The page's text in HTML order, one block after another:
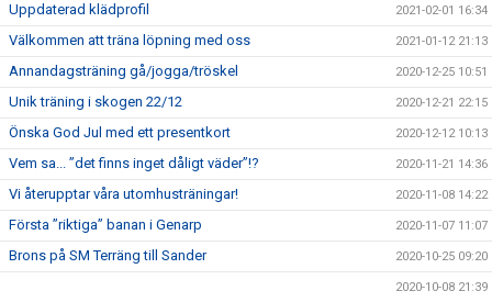
Uppdaterad klädprofil 2021-02-01 16:34
Välkommen att träna löpning med oss 2021-01-12 21:13
Annandagsträning gå/jogga/tröskel 2020-12-25 10:51
Unik träning i skogen 22/12 2020-12-21 22:15
Önska God Jul med ett presentkort 2020-12-12 10:13
Vem sa... ”det finns inget dåligt väder”!? 2020-11-21 14:36
Vi återupptar våra utomhusträningar! 2020-11-08 14:22
Första ”riktiga” banan i Genarp 2020-11-07 11:07
Brons på SM Terräng till Sander 2020-10-25 09:20
2020-10-08 21:39